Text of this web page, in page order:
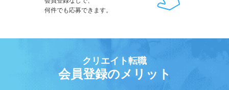
何件でも応募できます。
クリエイト転職
会員登録のメリット